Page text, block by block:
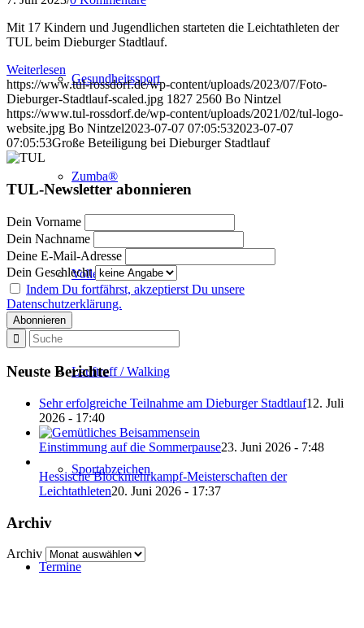
Gesundheitssport
Zumba®
Volleyball
Lauftreff / Walking
Sportabzeichen
Termine
Mit 17 Kindern und Jugendlichen starteten die Leichtathleten der
TUL beim Dieburger Stadtlauf.
Weiterlesen
https://www.tul-rossdorf.de/wp-content/uploads/2023/07/Foto-
Dieburger-Stadtlauf-scaled.jpg 1827 2560 Bo Nintzel
https://www.tul-rossdorf.de/wp-content/uploads/2021/02/tul-logo-
website.jpg Bo Nintzel2023-07-07 07:05:532023-07-07
07:05:53Große Beteiligung bei Dieburger Stadtlauf
TUL-Newsletter abonnieren
Dein Vorname
Dein Nachname
Deine E-Mail-Adresse
Dein Geschlecht
Indem Du fortfährst, akzeptierst Du unsere
Datenschutzerklärung.
Neuste Berichte
Sehr erfolgreiche Teilnahme am Dieburger Stadtlauf12. Juli
2026 - 17:40
Einstimmung auf die Sommerpause23. Juni 2026 - 7:48
Hessische Blockmehrkampf-Meisterschaften der
Leichtathleten20. Juni 2026 - 17:37
Archiv
Archiv